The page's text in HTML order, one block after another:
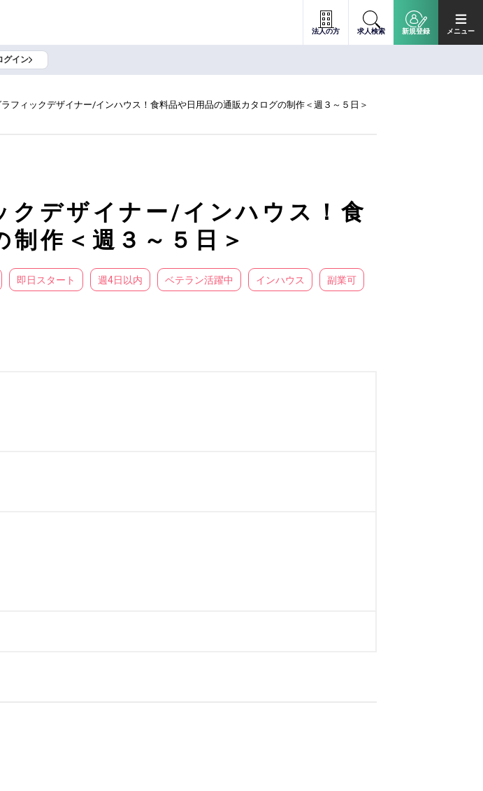
法人の方 求人検索 新規登録 メニュー
グイン
ラフィックデザイナー/インハウス！食料品や日用品の通販カタログの制作＜週３～５日＞
クデザイナー/インハウス！食
作＜週３～５日＞
即日スタート 週4日以内 ベテラン活躍中 インハウス 副業可